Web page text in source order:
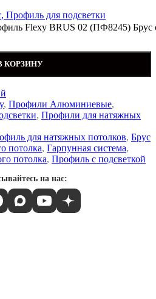
, Профиль для подсветки
Flexy BRUS 02 (ПФ8245)
КОРЗИНУ
, Профили Алюминиевые,
, Профили для натяжных
для натяжных потолков, Брус
потолка, Гарпунная система,
потолка, Профиль с подсветкой
на нас: